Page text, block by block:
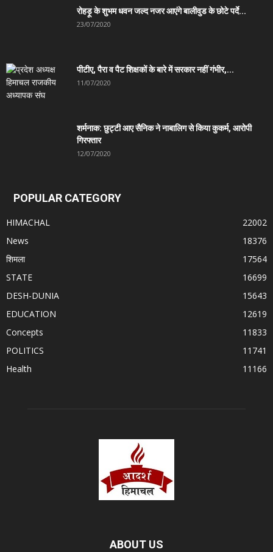
रोहड़ू के शुभम धवन जल्द नजर आएंगे बालीवुड के छोटे पर्दे...
23/07/2020
पीटीए, पैरा व पैट शिक्षकों के बारे में सरकार नहीं गंभीर,...
11/07/2020
शर्मनाक: छुट्टी आए सैनिक ने नाबालिग से किया कुकर्म, आरोपी
गिरफ्तार
12/07/2020
POPULAR CATEGORY
HIMACHAL
22002
News
18376
शिमला
17564
STATE
16699
DESH-DUNIA
15643
EDUCATION
12619
Concepts
11833
POLITICS
11741
Health
11166
ABOUT US